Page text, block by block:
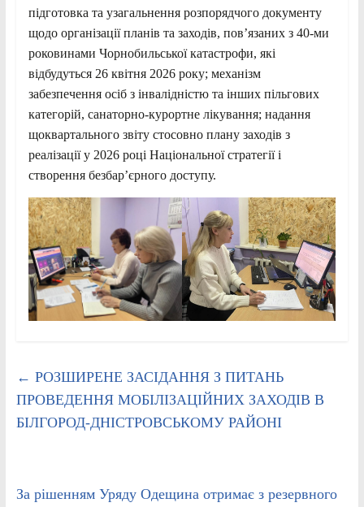
підготовка та узагальнення розпорядчого документу
щодо організації планів та заходів, пов’язаних з 40-ми
роковинами Чорнобильської катастрофи, які
відбудуться 26 квітня 2026 року; механізм
забезпечення осіб з інвалідністю та інших пільгових
категорій, санаторно-курортне лікування; надання
щоквартального звіту стосовно плану заходів з
реалізації у 2026 році Національної стратегії і
створення безбар’єрного доступу.
← РОЗШИРЕНЕ ЗАСІДАННЯ З ПИТАНЬ
ПРОВЕДЕННЯ МОБІЛІЗАЦІЙНИХ ЗАХОДІВ В
БІЛГОРОД-ДНІСТРОВСЬКОМУ РАЙОНІ
За рішенням Уряду Одещина отримає з резервного